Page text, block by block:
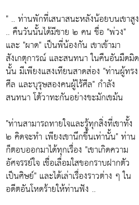
" .. ท่านพักที่เสนาสนะหลังน้อยบนเขาสูง
.. คืนวันนั้นได้มีชาย ๒ คน ชื่อ "พ่วง"
และ "ผาด" เป็นพี่น้องกัน เขาเข้ามา
สังเกตุการณ์ และสนทนา ในคืนอันมืดมิด
นั้น มีเพียงแสงเทียนสาดส่อง "ท่านผู้ทรง
ศีล และบุรุษสองคนผู้ไร้ศีล" กำลัง
สนทนา โต้วาทะกันอย่างขะมักเขม้น
"ท่านสามารถทายใจและรู้ทุกสิ่งที่เขาทั้ง
๒ คิดจะทำ เพียงเขานึกขึ้นเท่านั้น" ท่าน
ก็ตอบออกมาได้ทุกเรื่อง "เขาเกิดความ
อัศจรรย์ใจ เชื่อเลื่อมใสขอกราบฝากตัว
เป็นศิษย์" และได้เล่าเรื่องราวต่าง ๆ ใน
อดีตอันโหดร้ายให้ท่านฟัง ..